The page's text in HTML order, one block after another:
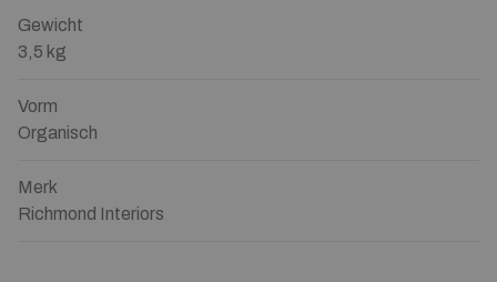
Gewicht
3,5 kg
Vorm
Organisch
Merk
Richmond Interiors